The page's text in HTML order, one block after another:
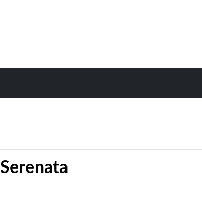
Serenata